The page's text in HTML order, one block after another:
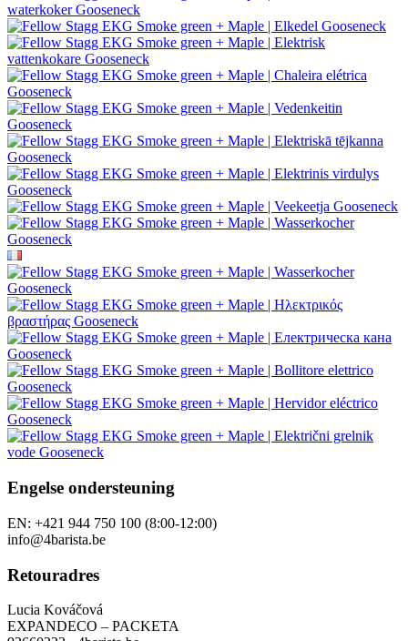
Engelse ondersteuning
EN: +421 944 750 100 (8:00-12:00)
info@4barista.be
Retouradres
Lucia Kováčová
EXPANDECO – PACKETA